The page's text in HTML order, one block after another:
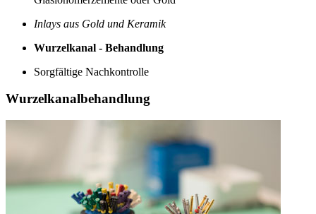
Inlays aus Gold und Keramik
Wurzelkanal - Behandlung
Sorgfältige Nachkontrolle
Wurzelkanalbehandlung